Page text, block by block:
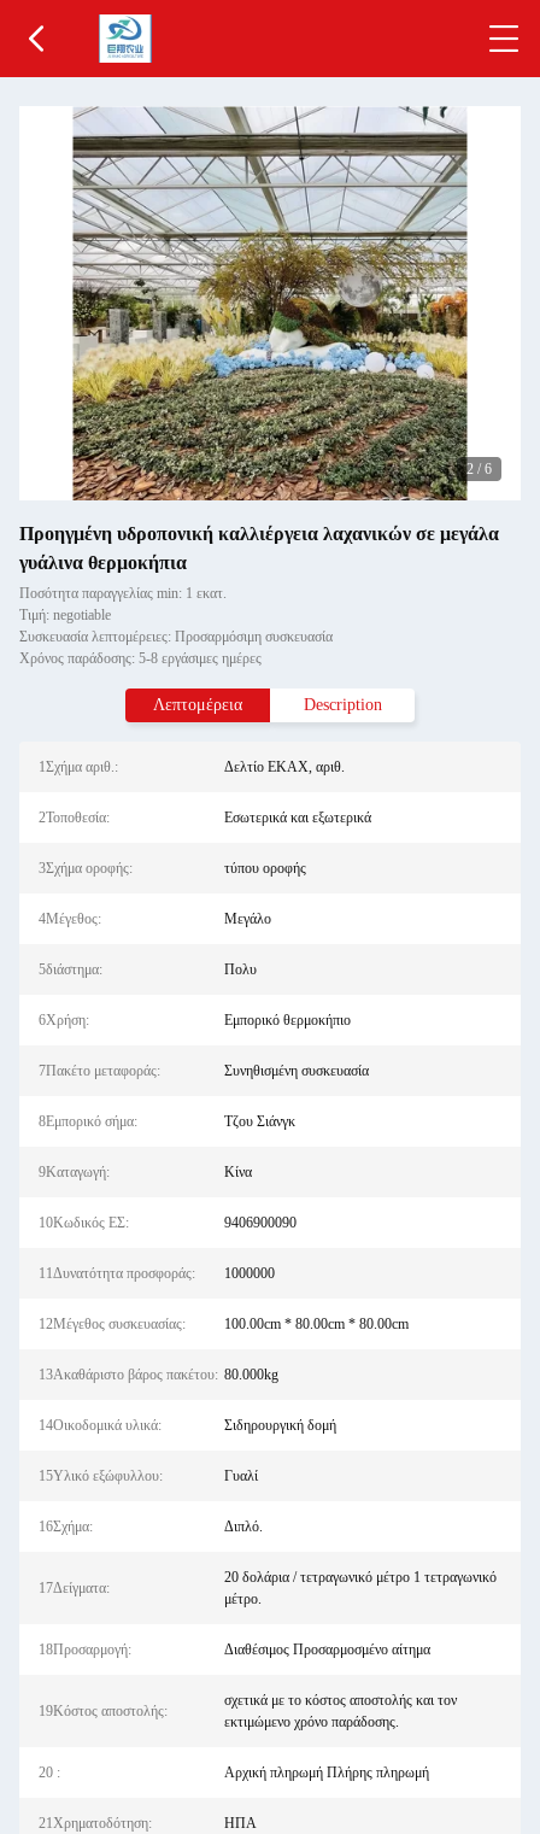
2 / 6
Προηγμένη υδροπονική καλλιέργεια λαχανικών σε μεγάλα
γυάλινα θερμοκήπια
Ποσότητα παραγγελίας min: 1 εκατ.
Τιμή: negotiable
Συσκευασία λεπτομέρειες: Προσαρμόσιμη συσκευασία
Χρόνος παράδοσης: 5-8 εργάσιμες ημέρες
Λεπτομέρεια Description
1Σχήμα αριθ.: Δελτίο ΕΚΑΧ, αριθ.
2Τοποθεσία: Εσωτερικά και εξωτερικά
3Σχήμα οροφής: τύπου οροφής
4Μέγεθος: Μεγάλο
5διάστημα: Πολυ
6Χρήση: Εμπορικό θερμοκήπιο
7Πακέτο μεταφοράς: Συνηθισμένη συσκευασία
8Εμπορικό σήμα: Τζου Σιάνγκ
9Καταγωγή: Κίνα
10Κωδικός ΕΣ: 9406900090
11Δυνατότητα προσφοράς: 1000000
12Μέγεθος συσκευασίας: 100.00cm * 80.00cm * 80.00cm
13Ακαθάριστο βάρος πακέτου: 80.000kg
14Οικοδομικά υλικά: Σιδηρουργική δομή
15Υλικό εξώφυλλου: Γυαλί
16Σχήμα: Διπλό.
17Δείγματα:
20 δολάρια / τετραγωνικό μέτρο 1 τετραγωνικό
μέτρο.
18Προσαρμογή: Διαθέσιμος Προσαρμοσμένο αίτημα
19Κόστος αποστολής:
σχετικά με το κόστος αποστολής και τον
εκτιμώμενο χρόνο παράδοσης.
20 : Αρχική πληρωμή Πλήρης πληρωμή
21Χρηματοδότηση: ΗΠΑ